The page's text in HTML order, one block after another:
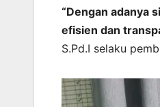
“Dengan adanya
efisien dan
S.Pd.I selaku